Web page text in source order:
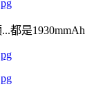
都是1930mmAh